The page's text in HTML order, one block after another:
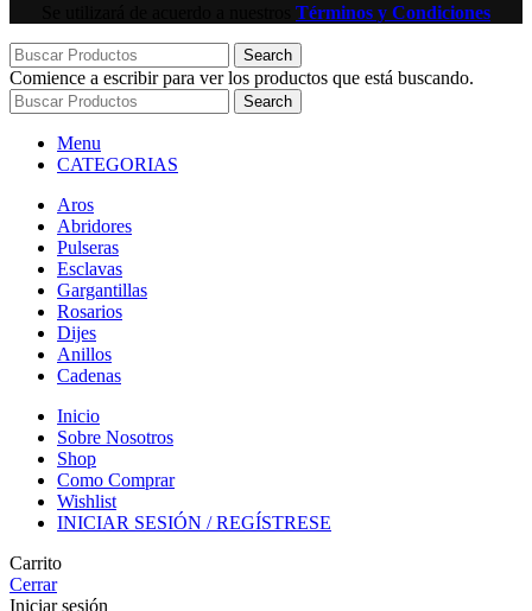
Términos y Condiciones
Search
Comience a escribir para ver los productos que está buscando.
Search
Menu
CATEGORIAS
Aros
Abridores
Pulseras
Esclavas
Gargantillas
Rosarios
Dijes
Anillos
Cadenas
Inicio
Sobre Nosotros
Shop
Como Comprar
Wishlist
INICIAR SESIÓN / REGÍSTRESE
Carrito
Cerrar
Iniciar sesión